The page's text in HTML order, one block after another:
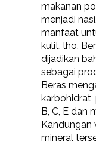
makanan
menjadi
manfaat
kulit, lho.
dijadikan
sebagai
Beras
B, C, E dan
Kandungan
mineral